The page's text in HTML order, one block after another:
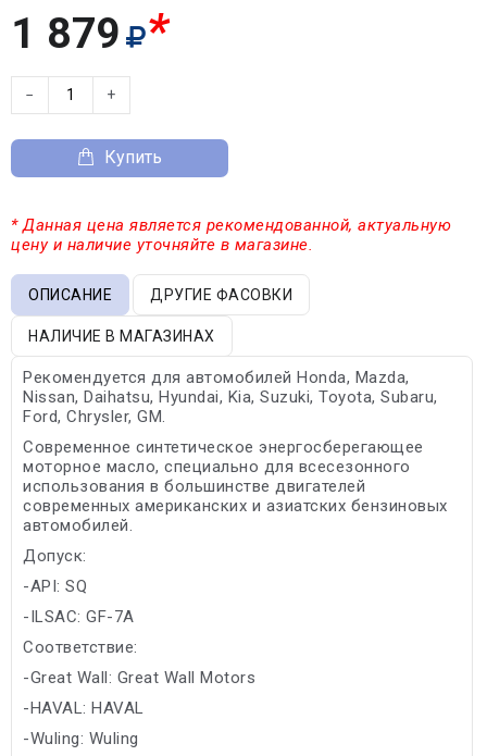
1 879 *
− +
Купить
* Данная цена является рекомендованной, актуальную
цену и наличие уточняйте в магазине.
ОПИСАНИЕ ДРУГИЕ ФАСОВКИ
НАЛИЧИЕ В МАГАЗИНАХ
Рекомендуется для автомобилей Honda, Mazda,
Nissan, Daihatsu, Hyundai, Kia, Suzuki, Toyota, Subaru,
Ford, Chrysler, GM.
Современное синтетическое энергосберегающее
моторное масло, специально для всесезонного
использования в большинстве двигателей
современных американских и азиатских бензиновых
автомобилей.
Допуск:
-API: SQ
-ILSAC: GF-7A
Соответствие:
-Great Wall: Great Wall Motors
-HAVAL: HAVAL
-Wuling: Wuling